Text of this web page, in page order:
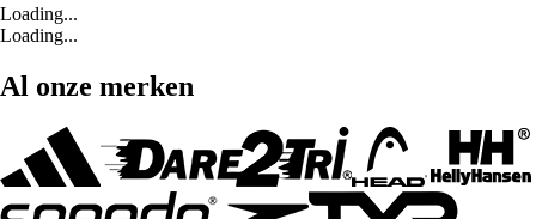
Loading...
Loading...
Al onze merken